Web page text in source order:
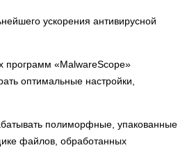
ускорения антивирусной
программ «MalwareScope»
оптимальные настройки,
полиморфные, упакованные
файлов, обработанных